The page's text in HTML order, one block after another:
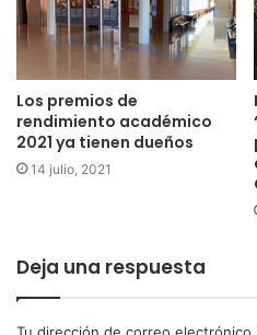
miembros entre
mecánicos y personal de
Los premios de
rendimiento académico
2021 ya tienen dueños
14 julio, 2021
Deja una respuesta